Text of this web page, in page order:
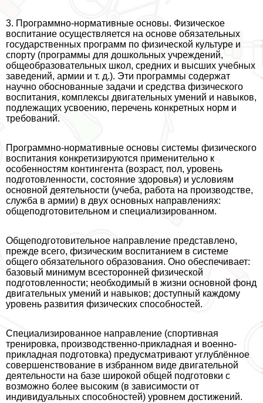
3. Программно-нормативные основы. Физическое
воспитание осуществляется на основе обязательных
государственных программ по физической культуре и
спорту (программы для дошкольных учреждений,
общеобразовательных школ, средних и высших учебных
заведений, армии и т. д.). Эти программы содержат
научно обоснованные задачи и средства физического
воспитания, комплексы двигательных умений и навыков,
подлежащих усвоению, перечень конкретных норм и
требований.
Программно-нормативные основы системы физического
воспитания конкретизируются применительно к
особенностям контингента (возраст, пол, уровень
подготовленности, состояние здоровья) и условиям
основной деятельности (учеба, работа на производстве,
служба в армии) в двух основных направлениях:
общеподготовительном и специализированном.
Общеподготовительное направление представлено,
прежде всего, физическим воспитанием в системе
общего обязательного образования. Оно обеспечивает:
базовый минимум всесторонней физической
подготовленности; необходимый в жизни основной фонд
двигательных умений и навыков; доступный каждому
уровень развития физических способностей.
Специализированное направление (спортивная
тренировка, производственно-прикладная и военно-
прикладная подготовка) предусматривают углублённое
совершенствование в избранном виде двигательной
деятельности на базе широкой общей подготовки с
возможно более высоким (в зависимости от
индивидуальных способностей) уровнем достижений.